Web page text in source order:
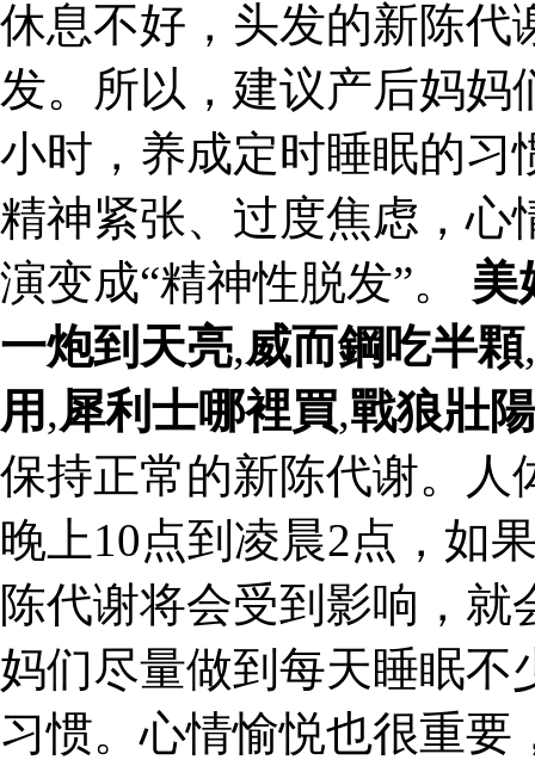
休息不好，头发的新陈代
发。所以，建议产后妈妈
小时，养成定时睡眠的习
精神紧张、过度焦虑，心
演变成“精神性脱发”。 美
一炮到天亮,威而鋼吃半顆,
用 ,犀利士哪裡買,戰狼壯
保持正常的新陈代谢。人
晚上10点到凌晨2点，如
陈代谢将会受到影响，
妈们尽量做到每天睡眠不
习惯。心情愉悦也很重